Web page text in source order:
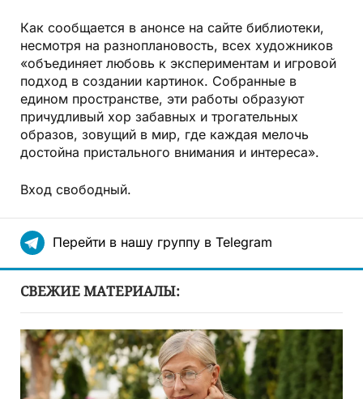
Как сообщается в анонсе на сайте библиотеки,
несмотря на разноплановость, всех художников
«объединяет любовь к экспериментам и игровой
подход в создании картинок. Собранные в
едином пространстве, эти работы образуют
причудливый хор забавных и трогательных
образов, зовущий в мир, где каждая мелочь
достойна пристального внимания и интереса».
Вход свободный.
Перейти в нашу группу в Telegram
СВЕЖИЕ МАТЕРИАЛЫ: